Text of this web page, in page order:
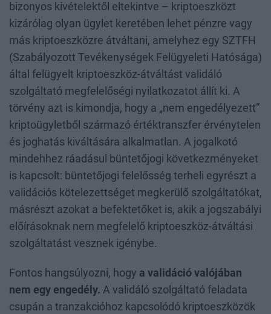
bizonyos kivételektől eltekintve – kriptoeszközt
kizárólag olyan ügylet keretében lehet pénzre vagy
más kriptoeszközre átváltani, amelyhez egy SZTFH
(Szabályozott Tevékenységek Felügyeleti Hatósága)
által felügyelt kriptoeszköz-átváltást validáló
szolgáltató megfelelőségi nyilatkozatot állít ki. A
törvény azt is kimondja, hogy a „nem engedélyezett”
kriptoügyletből származó értéktranszfer érvénytelen
és joghatás kiváltására alkalmatlan. A jogalkotó
mindehhez ráadásul büntetőjogi következményeket
is kapcsolt: büntetőjogi felelősség terheli egyrészt a
validációs kötelezettséget megkerülő szolgáltatókat,
másrészt azokat a befektetőket is, akik a jogszabályi
előírásoknak nem megfelelő kriptoeszköz-átváltási
szolgáltatást vesznek igénybe.
Fontos hangsúlyozni, hogy a validáció valójában
nem egy engedély. A validáló szolgáltató feladata
csupán a tranzakcióhoz kapcsolódó kriptoeszközök